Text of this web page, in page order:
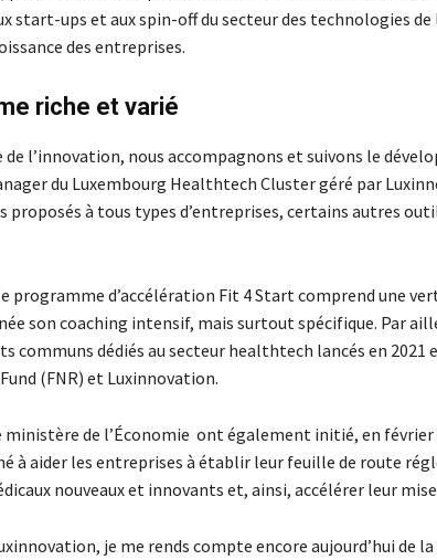
start-ups et aux spin-off du secteur des technologies
des entreprises.
riche et varié
de l’innovation, nous accompagnons et suivons le
du Luxembourg Healthtech Cluster géré par
proposés à tous types d’entreprises, certains autres
programme d’accélération Fit 4 Start comprend une
son coaching intensif, mais surtout spécifique. Par
communs dédiés au secteur healthtech lancés en 2021
(FNR) et Luxinnovation.
de l’Économie ont également initié, en
à aider les entreprises à établir leur feuille de route
nouveaux et innovants et, ainsi, accélérer leur
je me rends compte encore aujourd’hui de